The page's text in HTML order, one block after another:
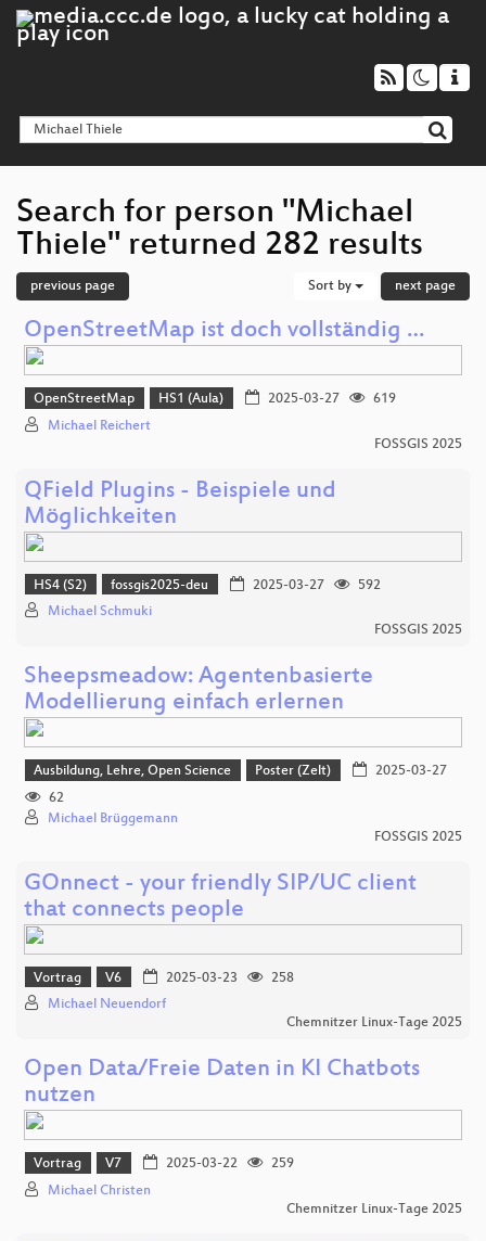
Search for person "Michael
Thiele" returned 282 results
previous page Sort by next page
OpenStreetMap ist doch vollständig …
OpenStreetMap HS1 (Aula) 2025-03-27
619
Michael Reichert
FOSSGIS 2025
QField Plugins - Beispiele und
Möglichkeiten
HS4 (S2) fossgis2025-deu 2025-03-27
592
Michael Schmuki
FOSSGIS 2025
Sheepsmeadow: Agentenbasierte
Modellierung einfach erlernen
Ausbildung, Lehre, Open Science Poster (Zelt)
2025-03-27
62
Michael Brüggemann
FOSSGIS 2025
GOnnect - your friendly SIP/UC client
that connects people
Vortrag V6 2025-03-23
258
Michael Neuendorf
Chemnitzer Linux-Tage 2025
Open Data/Freie Daten in KI Chatbots
nutzen
Vortrag V7 2025-03-22
259
Michael Christen
Chemnitzer Linux-Tage 2025